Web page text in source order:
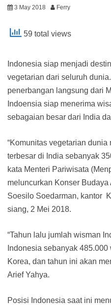
3 May 2018 Ferry
59 total views
Indonesia siap menjadi
vegetarian dari seluruh
penerbangan langsung dari
Indoensia siap menerima
sebagaian besar dari India
“Komunitas vegetarian
terbesar di India sebanyak
kata Menteri Pariwisata
meluncurkan Konser
Soesilo Soedarman, kantor
siang, 2 Mei 2018.
“Tahun lalu jumlah wisman
Indonesia sebanyak
Korea, dan tahun ini akan
Arief Yahya.
Posisi Indonesia saat ini